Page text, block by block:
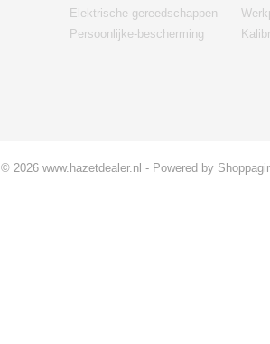
Elektrische-gereedschappen
Persoonlijke-bescherming
© 2026 www.hazetdealer.nl - Powered by